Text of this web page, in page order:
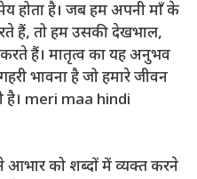
होता है। जब हम अपनी माँ के
हैं, तो हम उसकी देखभाल,
हैं। मातृत्व का यह अनुभव
भावना है जो हमारे जीवन
है। meri maa hindi
आभार को शब्दों में व्यक्त करने